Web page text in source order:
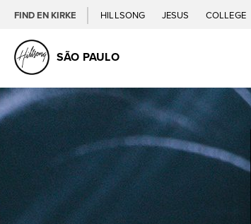
FIND EN KIRKE HILLSONG JESUS COLLEGE
SÃO PAULO